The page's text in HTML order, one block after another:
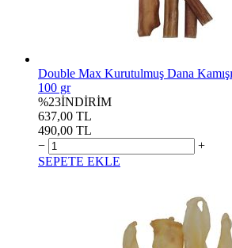
Double Max Kurutulmuş Dana
100 gr
%23İNDİRİM
637,00 TL
490,00 TL
−
+
SEPETE EKLE